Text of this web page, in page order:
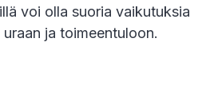
voi olla suoria vaikutuksia
ja toimeentuloon.